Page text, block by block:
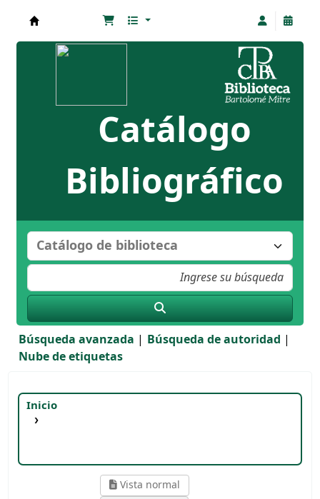
Biblioteca Bartolomé Mitre
Catálogo
Bibliográfico
Búsqueda avanzada
Búsqueda de autoridad
Nube de etiquetas
Inicio
Vista normal